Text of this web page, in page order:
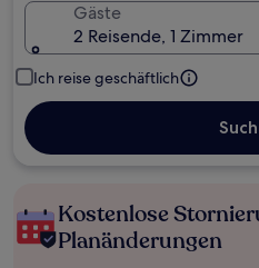
Gäste
2 Reisende, 1 Zimmer
Ich reise geschäftlich
Kostenlose
Planänderungen